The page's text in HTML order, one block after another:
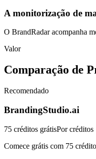
A monitorização de
O BrandRadar acompanha
Valor
Comparação de
Recomendado
BrandingStudio.ai
75 créditos grátisPor créditos
Comece grátis com 75